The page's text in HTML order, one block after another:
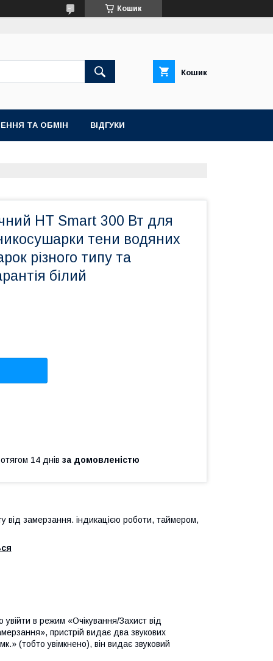
Кошик
Кошик
ТА ОБМІН ВІДГУКИ
HT Smart 300 Вт для
тени водяних
різного типу та
білий
14 днів за домовленістю
від замерзання. індикацією роботи, таймером,
увійти в режим «Очікування/Захист від
пристрій видає два звукових
(тобто увімкнено), він видає звуковий